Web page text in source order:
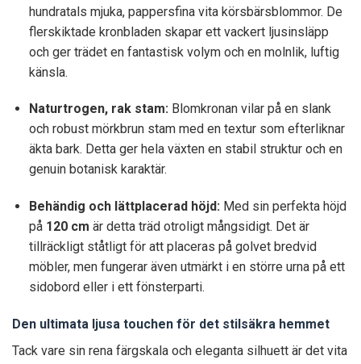
hundratals mjuka, pappersfina vita körsbärsblommor. De
flerskiktade kronbladen skapar ett vackert ljusinsläpp
och ger trädet en fantastisk volym och en molnlik, luftig
känsla.
Naturtrogen, rak stam:Blomkronan vilar på en slank
och robust mörkbrun stam med en textur som efterliknar
äkta bark. Detta ger hela växten en stabil struktur och en
genuin botanisk karaktär.
Behändig och lättplacerad höjd:Med sin perfekta höjd
på 120 cm är detta träd otroligt mångsidigt. Det är
tillräckligt ståtligt för att placeras på golvet bredvid
möbler, men fungerar även utmärkt i en större urna på ett
sidobord eller i ett fönsterparti.
Den ultimata ljusa touchen för det stilsäkra hemmet
Tack vare sin rena färgskala och eleganta silhuett är det vita